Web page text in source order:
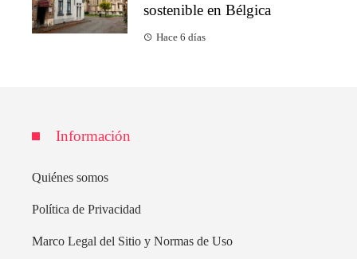
sostenible en Bélgica
Hace 6 días
Información
Quiénes somos
Política de Privacidad
Marco Legal del Sitio y Normas de Uso